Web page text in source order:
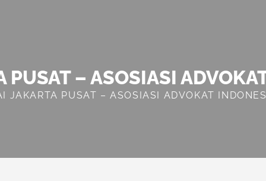
PUSAT – ASOSIASI
JAKARTA PUSAT – ASOSIASI ADVOKAT